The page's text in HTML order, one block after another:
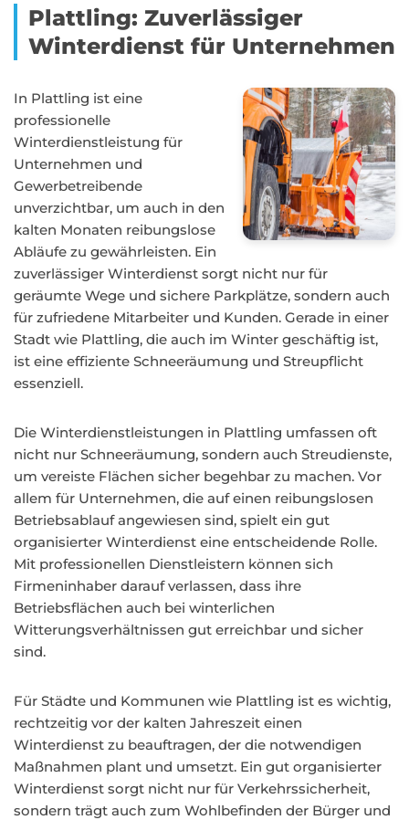
Plattling: Zuverlässiger
Winterdienst für Unternehmen
In Plattling ist eine
professionelle
Winterdienstleistung für
Unternehmen und
Gewerbetreibende
unverzichtbar, um auch in den
kalten Monaten reibungslose
Abläufe zu gewährleisten. Ein
zuverlässiger Winterdienst sorgt nicht nur für
geräumte Wege und sichere Parkplätze, sondern auch
für zufriedene Mitarbeiter und Kunden. Gerade in einer
Stadt wie Plattling, die auch im Winter geschäftig ist,
ist eine effiziente Schneeräumung und Streupflicht
essenziell.
Die Winterdienstleistungen in Plattling umfassen oft
nicht nur Schneeräumung, sondern auch Streudienste,
um vereiste Flächen sicher begehbar zu machen. Vor
allem für Unternehmen, die auf einen reibungslosen
Betriebsablauf angewiesen sind, spielt ein gut
organisierter Winterdienst eine entscheidende Rolle.
Mit professionellen Dienstleistern können sich
Firmeninhaber darauf verlassen, dass ihre
Betriebsflächen auch bei winterlichen
Witterungsverhältnissen gut erreichbar und sicher
sind.
Für Städte und Kommunen wie Plattling ist es wichtig,
rechtzeitig vor der kalten Jahreszeit einen
Winterdienst zu beauftragen, der die notwendigen
Maßnahmen plant und umsetzt. Ein gut organisierter
Winterdienst sorgt nicht nur für Verkehrssicherheit,
sondern trägt auch zum Wohlbefinden der Bürger und